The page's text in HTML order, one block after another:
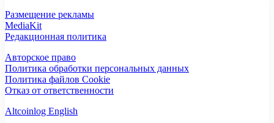
Размещение рекламы
MediaKit
Редакционная политика
Авторское право
Политика обработки персональных данных
Политика файлов Cookie
Отказ от ответственности
Altcoinlog English